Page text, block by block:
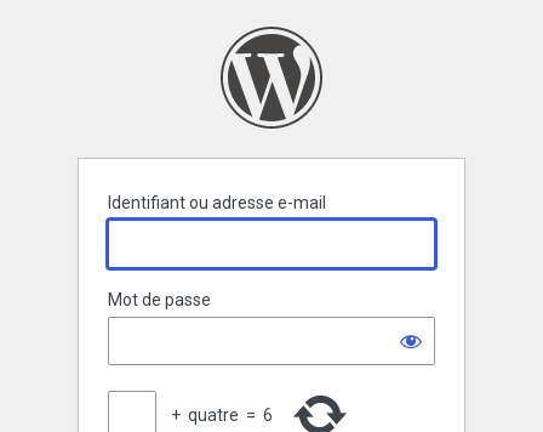
Identifiant ou adresse e-mail
Mot de passe
+ quatre = 6